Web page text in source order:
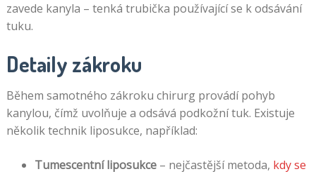
zavede kanyla – tenká trubička používající se k odsávání
tuku.
Detaily zákroku
Během samotného zákroku chirurg provádí pohyb
kanylou, čímž uvolňuje a odsává podkožní tuk. Existuje
několik technik liposukce, například:
Tumescentní liposukce– nejčastější metoda, kdy se